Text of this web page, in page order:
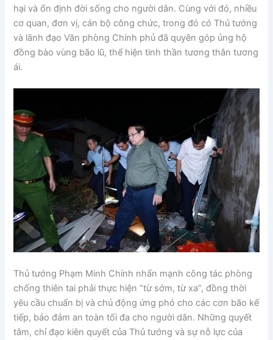
hại và ổn định đời sống cho người dân. Cùng với đó, nhiều
cơ quan, đơn vị, cán bộ công chức, trong đó có Thủ tướng
và lãnh đạo Văn phòng Chính phủ đã quyên góp ủng hộ
đồng bào vùng bão lũ, thể hiện tinh thần tương thân tương
ái.
Thủ tướng Phạm Minh Chính nhấn mạnh công tác phòng
chống thiên tai phải thực hiện “từ sớm, từ xa”, đồng thời
yêu cầu chuẩn bị và chủ động ứng phó cho các cơn bão kế
tiếp, bảo đảm an toàn tối đa cho người dân. Những quyết
tâm, chỉ đạo kiên quyết của Thủ tướng và sự nỗ lực của